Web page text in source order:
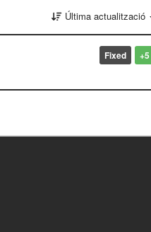
Última actualització
+5
Fixed